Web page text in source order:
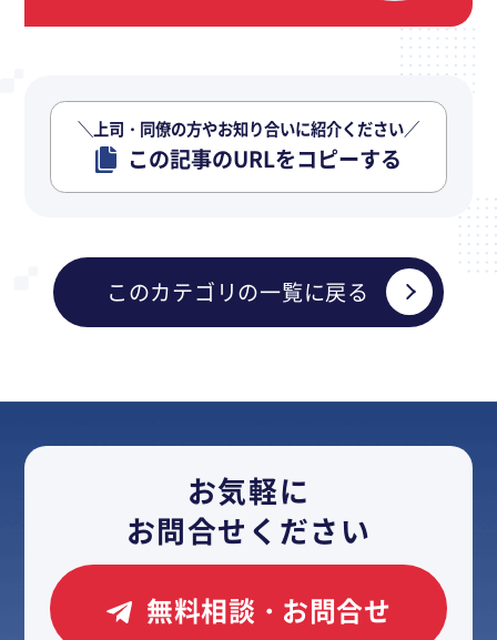
＼上司・同僚の方やお知り合いに紹介ください／
この記事のURLをコピーする
このカテゴリの一覧に戻る
お気軽に
お問合せください
無料相談・お問合せ